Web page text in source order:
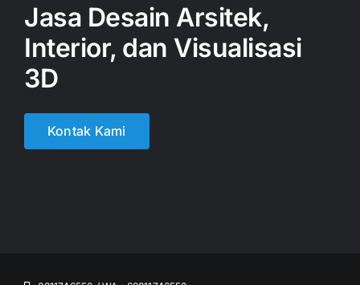
Jasa Desain Arsitek,
Interior, dan Visualisasi
3D
Kontak Kami